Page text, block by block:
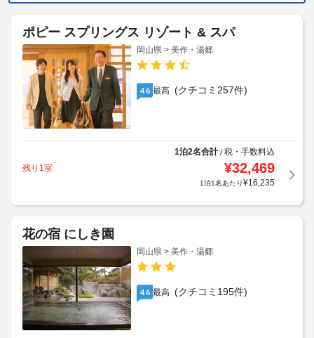
ポピー スプリングス リゾート & スパ
岡山県 > 美作・湯郷
4.6 最高 (クチコミ257件)
1泊2名合計/税・手数料込
残り1室
¥32,469
1泊1名あたり¥16,235
花の宿 にしき園
岡山県 > 美作・湯郷
4.6 最高 (クチコミ195件)